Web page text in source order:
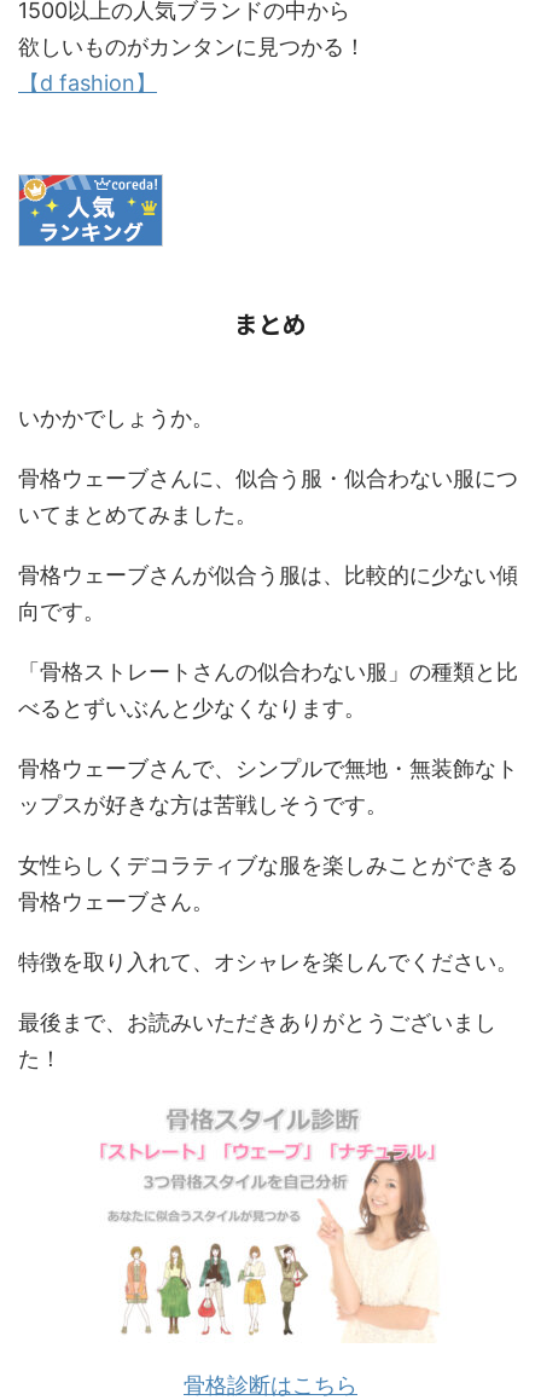
1500以上の人気ブランドの中から
欲しいものがカンタンに見つかる！
【d fashion】
まとめ
いかかでしょうか。
骨格ウェーブさんに、似合う服・似合わない服につ
いてまとめてみました。
骨格ウェーブさんが似合う服は、比較的に少ない傾
向です。
「骨格ストレートさんの似合わない服」の種類と比
べるとずいぶんと少なくなります。
骨格ウェーブさんで、シンプルで無地・無装飾なト
ップスが好きな方は苦戦しそうです。
女性らしくデコラティブな服を楽しみことができる
骨格ウェーブさん。
特徴を取り入れて、オシャレを楽しんでください。
最後まで、お読みいただきありがとうございまし
た！
骨格診断はこちら